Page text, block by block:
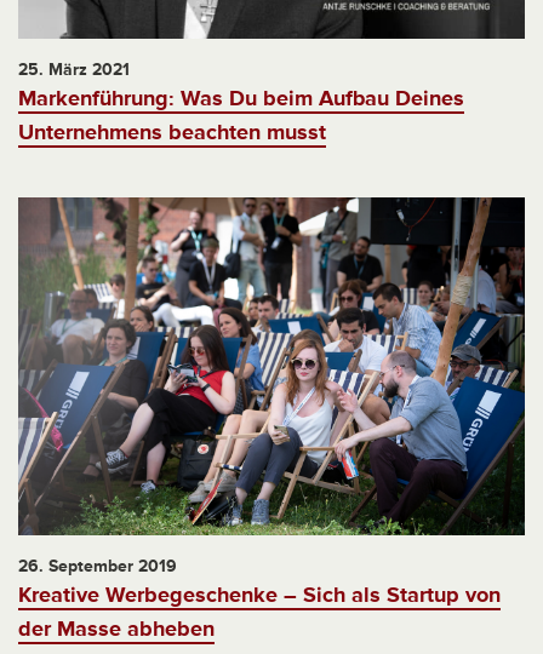
25. März 2021
Markenführung: Was Du beim Aufbau Deines
Unternehmens beachten musst
26. September 2019
Kreative Werbegeschenke – Sich als Startup von
der Masse abheben